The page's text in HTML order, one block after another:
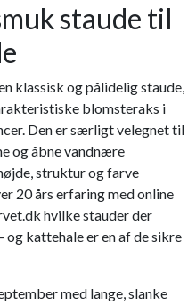
staude til
klassisk og pålidelig staude,
blomsteraks i
Den er særligt velegnet til
og åbne vandnære
struktur og farve
20 års erfaring med online
hvilke stauder der
kattehale er en af de sikre
med lange, slanke